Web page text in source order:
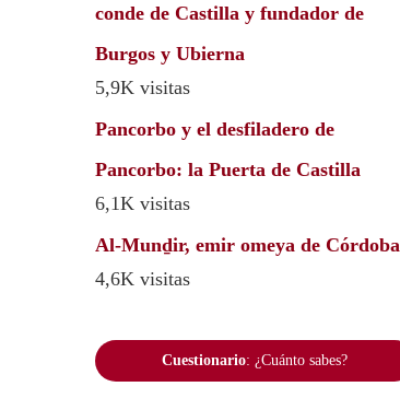
conde de Castilla y fundador de
Burgos y Ubierna
5,9K visitas
Pancorbo y el desfiladero de
Pancorbo: la Puerta de Castilla
6,1K visitas
Al-Munḏir, emir omeya de Córdoba
4,6K visitas
Cuestionario: ¿Cuánto sabes?